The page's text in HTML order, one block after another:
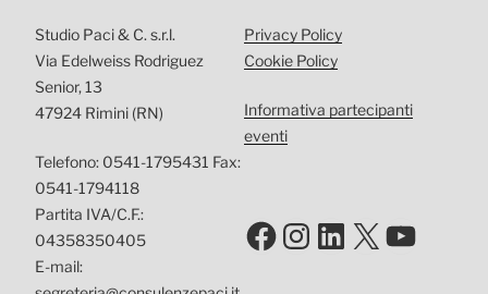
Studio Paci & C. s.r.l.
Via Edelweiss Rodriguez
Senior, 13
47924 Rimini (RN)
Telefono: 0541-1795431 Fax:
0541-1794118
Partita IVA/C.F.:
04358350405
E-mail:
Privacy Policy
Cookie Policy
Informativa partecipanti
eventi
Facebook
Instagram
LinkedIn
X